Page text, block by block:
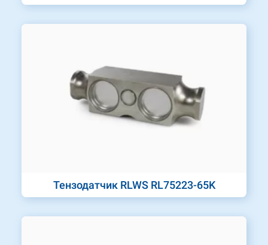
Тензодатчик RLWS RL75223-65K